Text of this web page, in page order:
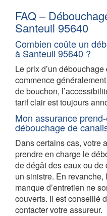
FAQ –
Santeuil 95640
Combien coûte un
à Santeuil 95640 ?
Le prix d’un
commence
de bouchon,
tarif clair est toujours
Mon assurance
débouchage de
Dans certains cas, votre
prendre en charge le
de dégât des eaux ou
un sinistre. En
manque d’entretien ne
couverts. Il est conseillé
contacter votre assureur.